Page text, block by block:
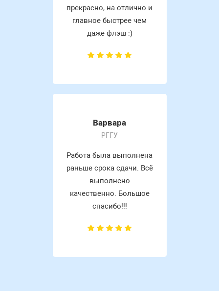
прекрасно, на отлично и
главное быстрее чем
даже флэш :)
Варвара
РГГУ
Работа была выполнена
раньше срока сдачи. Всё
выполнено
качественно. Большое
спасибо!!!